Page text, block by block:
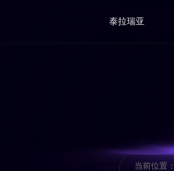
泰拉瑞亚
当前位置：